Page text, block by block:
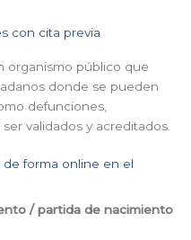
con cita previa
organismo público que
donde se pueden
defunciones,
validados y acreditados.
de forma online en el
/ partida de nacimiento